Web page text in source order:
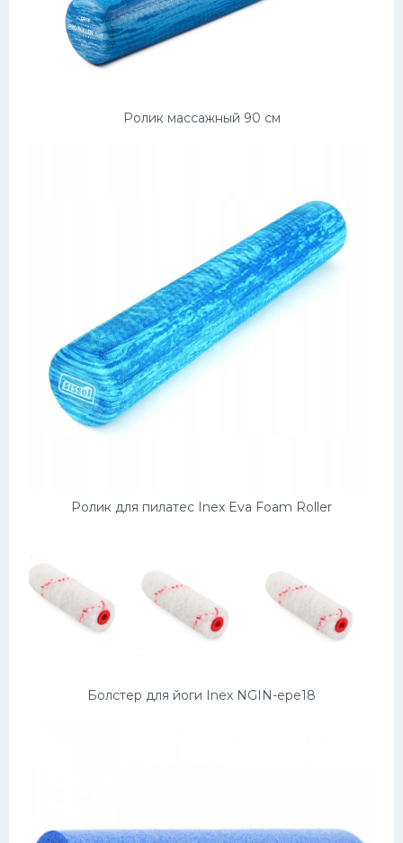
Ролик массажный 90 см
Ролик для пилатес Inex Eva Foam Roller
Болстер для йоги Inex NGIN-epe18